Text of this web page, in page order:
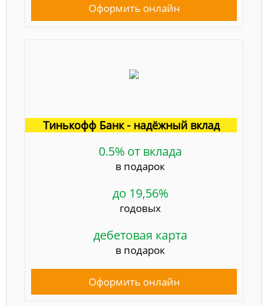
Оформить онлайн
Тинькофф Банк - надёжный вклад
0.5% от вклада
в подарок
до 19,56%
годовых
дебетовая карта
в подарок
Оформить онлайн